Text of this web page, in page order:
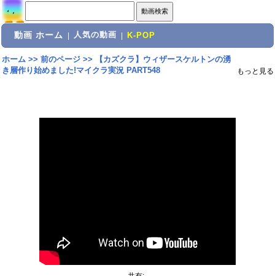
動画 ホーム 人気の動画 K-POP
ホーム>> 前のページ>>
【カズクラ】ウィザースケルトンの湧
き層作り始めました!マイクラ実況 PART548
もっと見る